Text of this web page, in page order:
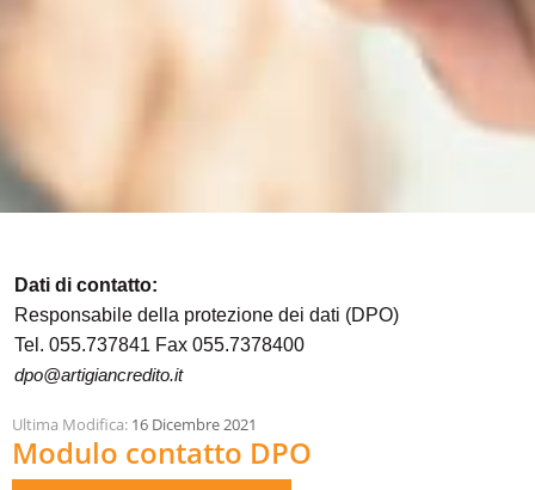
Dati di contatto:
Responsabile della protezione dei dati (DPO)
Tel. 055.737841 Fax 055.7378400
dpo@artigiancredito.it
Ultima Modifica: 16 Dicembre 2021
Modulo contatto DPO